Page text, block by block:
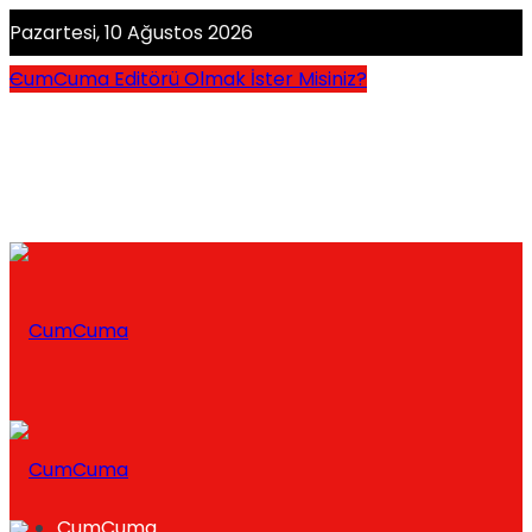
Pazartesi, 10 Ağustos 2026
CumCuma Editörü Olmak İster Misiniz?